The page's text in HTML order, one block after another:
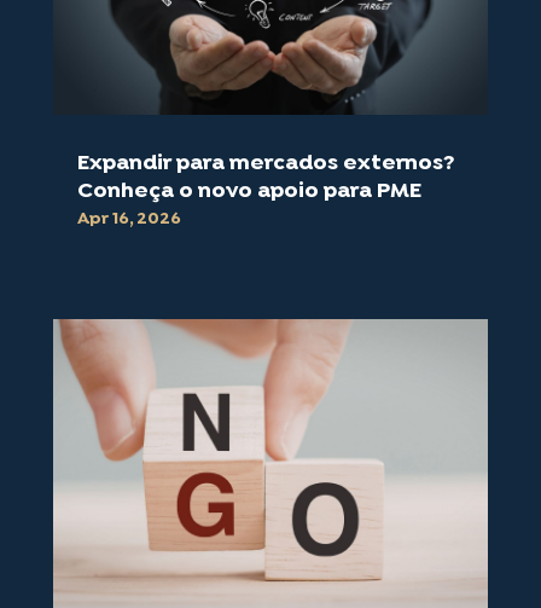
Expandir para mercados externos?
Conheça o novo apoio para PME
Apr 16, 2026